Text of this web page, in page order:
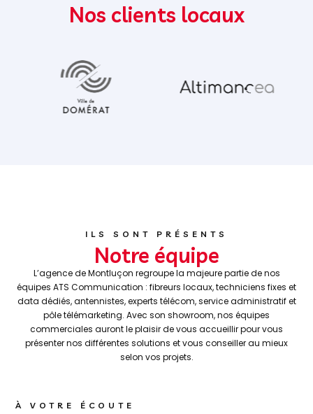
Nos clients locaux
ILS SONT PRÉSENTS
Notre équipe
L’agence de Montluçon regroupe la majeure partie de nos
équipes ATS Communication : fibreurs locaux, techniciens fixes et
data dédiés, antennistes, experts télécom, service administratif et
pôle télémarketing. Avec son showroom, nos équipes
commerciales auront le plaisir de vous accueillir pour vous
présenter nos différentes solutions et vous conseiller au mieux
selon vos projets.
À VOTRE ÉCOUTE